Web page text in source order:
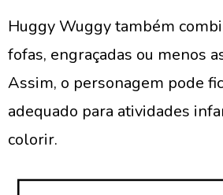
Huggy Wuggy também
fofas, engraçadas ou menos
Assim, o personagem pode
adequado para atividades
colorir.